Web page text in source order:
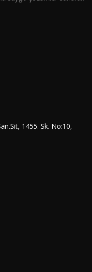
1455. Sk. No:10,